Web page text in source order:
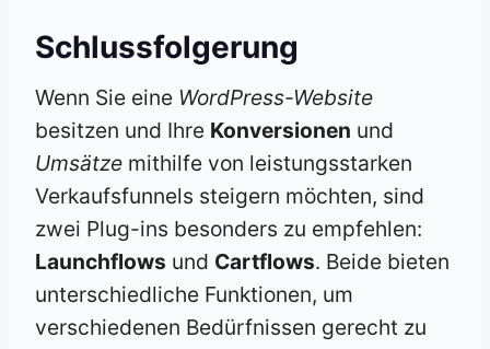
Schlussfolgerung
Wenn Sie eine WordPress-Website
besitzen und Ihre Konversionen und
Umsätze mithilfe von leistungsstarken
Verkaufsfunnels steigern möchten, sind
zwei Plug-ins besonders zu empfehlen:
Launchflows und Cartflows. Beide bieten
unterschiedliche Funktionen, um
verschiedenen Bedürfnissen gerecht zu